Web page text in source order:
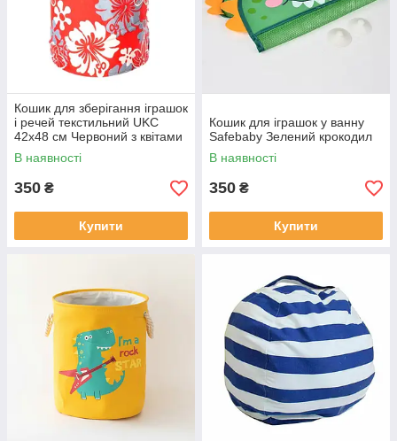
Кошик для зберігання іграшок
і речей текстильний UKC
42х48 см Червоний з квітами
В наявності
350 ₴
Купити
Кошик для іграшок у ванну
Safebaby Зелений крокодил
В наявності
350 ₴
Купити